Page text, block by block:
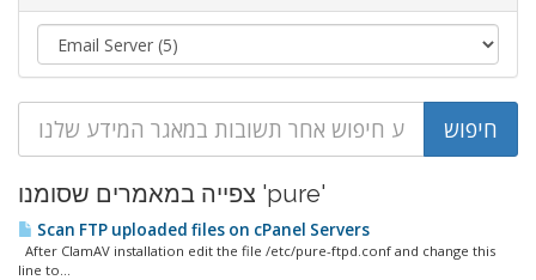
צפייה במאמרים שסומנו 'pure'
Scan FTP uploaded files on cPanel Servers
After ClamAV installation edit the file /etc/pure-ftpd.conf and change this
line to...